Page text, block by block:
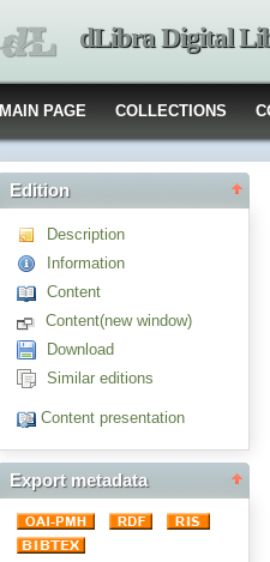
dLibra Digital
MAIN PAGE COLLECTIONS
Edition
Description
Information
Content
Content(new window)
Download
Similar editions
Content presentation
Export metadata